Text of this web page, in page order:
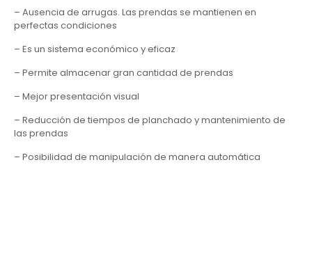
– Ausencia de arrugas. Las prendas se mantienen en
perfectas condiciones
– Es un sistema económico y eficaz
– Permite almacenar gran cantidad de prendas
– Mejor presentación visual
– Reducción de tiempos de planchado y mantenimiento de
las prendas
– Posibilidad de manipulación de manera automática